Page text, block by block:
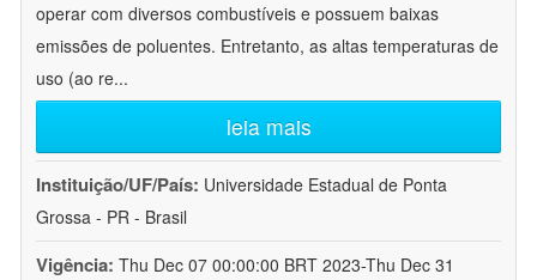
operar com diversos combustíveis e possuem baixas
emissões de poluentes. Entretanto, as altas temperaturas de
uso (ao re...
leia mais
Instituição/UF/País: Universidade Estadual de Ponta
Grossa - PR - Brasil
Vigência: Thu Dec 07 00:00:00 BRT 2023-Thu Dec 31